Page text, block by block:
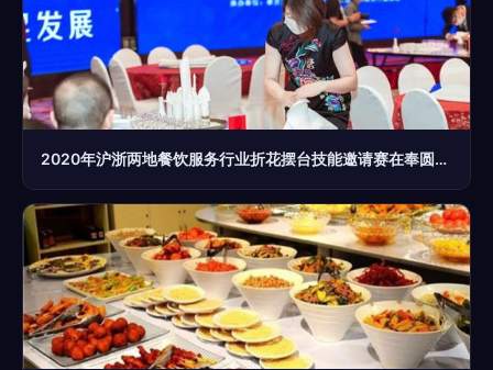
2020年沪浙两地餐饮服务行业折花摆台技能邀请赛在奉圆满落幕